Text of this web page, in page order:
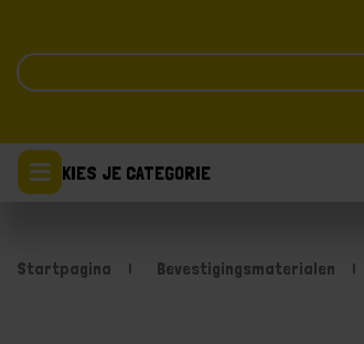
KIES JE CATEGORIE
Startpagina Bevestigingsmaterialen